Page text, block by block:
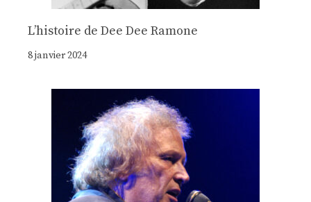
Lʼhistoire de Dee Dee Ramone
8 janvier 2024